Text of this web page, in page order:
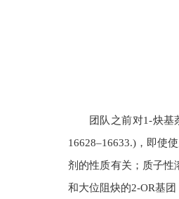
团队之前对1-炔基
16628–16633.)，即使
剂的性质有关；质子性
和大位阻炔的2-OR基